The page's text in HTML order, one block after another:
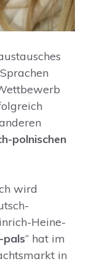
polnischen
wird
Heine-
pals“ hat im
in